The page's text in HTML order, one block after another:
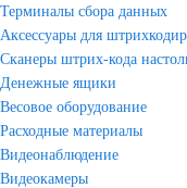
Терминалы сбора данных
Аксессуары для
Сканеры штрих-кода
Денежные ящики
Весовое оборудование
Расходные материалы
Видеонаблюдение
Видеокамеры